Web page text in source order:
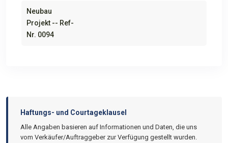
Neubau
Projekt -- Ref-
Nr. 0094
Haftungs- und Courtageklausel
Alle Angaben basieren auf Informationen und Daten, die uns
vom Verkäufer/Auftraggeber zur Verfügung gestellt wurden.